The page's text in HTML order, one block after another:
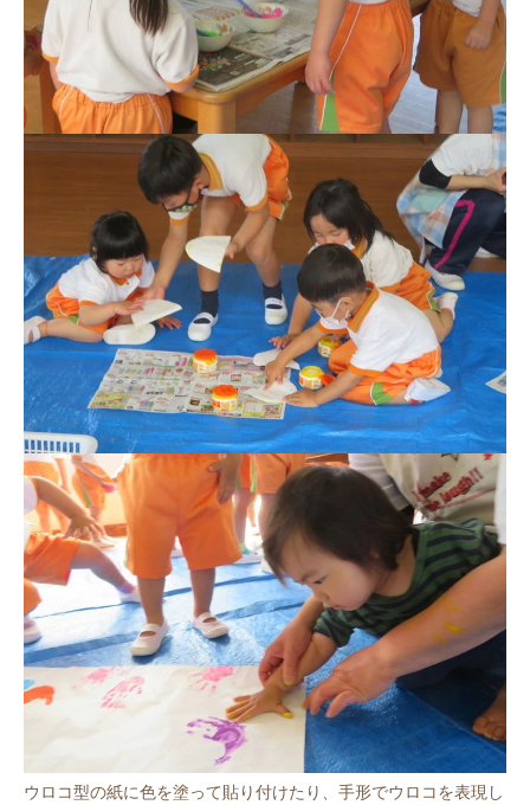
ウロコ型の紙に色を塗って貼り付けたり、手形でウロコを表現し